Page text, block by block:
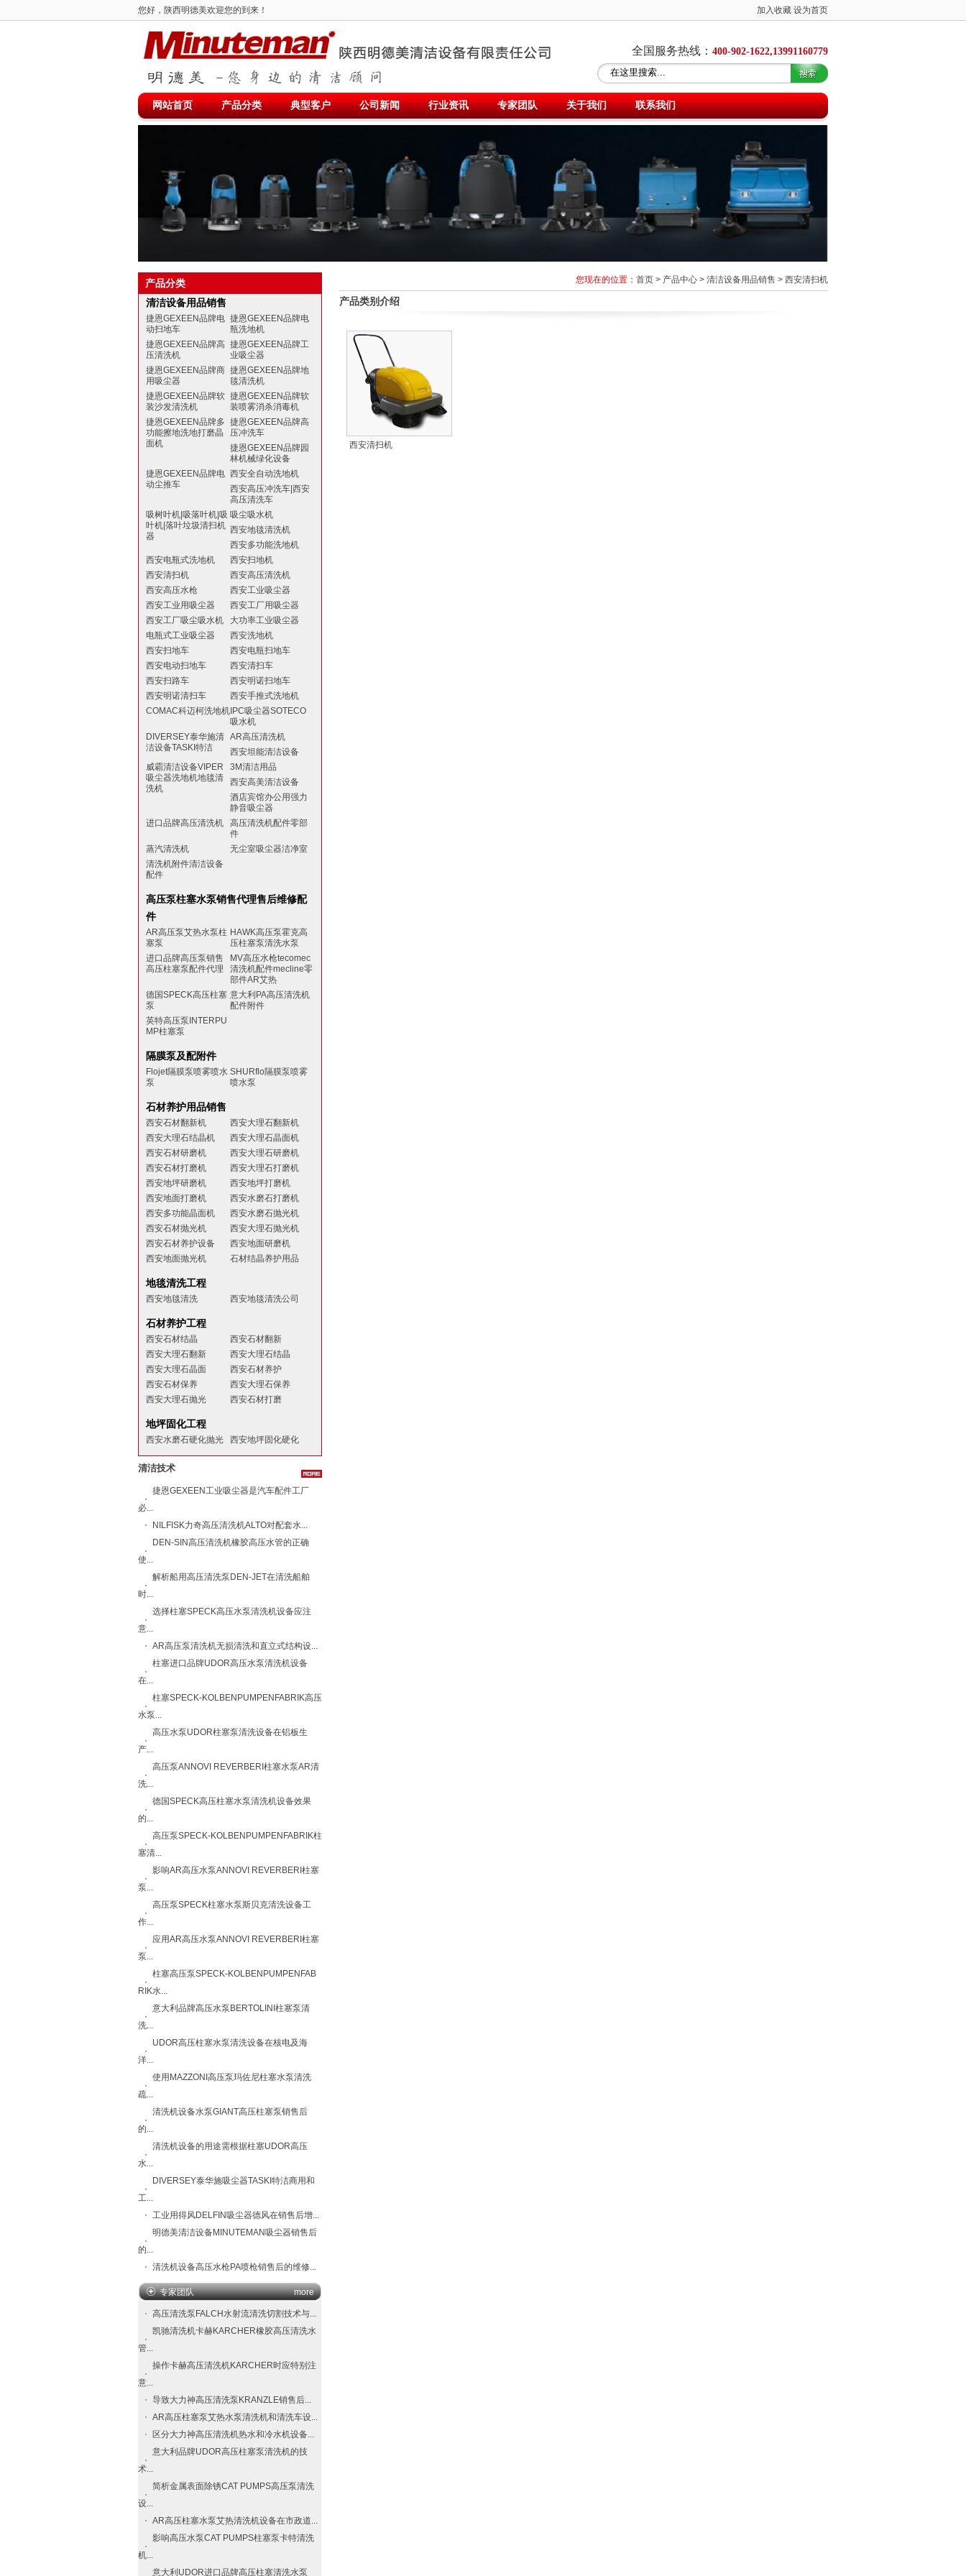
您好，陕西明德美欢迎您的到来！ 加入收藏 设为首页
全国服务热线： 400-902-1622,13991160779
网站首页 产品分类 典型客户 公司新闻 行业资讯 专家团队 关于我们 联系我们
产品分类
清洁设备用品销售
捷恩GEXEEN品牌电
动扫地车
捷恩GEXEEN品牌电
瓶洗地机
捷恩GEXEEN品牌高
压清洗机
捷恩GEXEEN品牌工
业吸尘器
捷恩GEXEEN品牌商
用吸尘器
捷恩GEXEEN品牌地
毯清洗机
捷恩GEXEEN品牌软
装沙发清洗机
捷恩GEXEEN品牌软
装喷雾消杀消毒机
捷恩GEXEEN品牌多
功能擦地洗地打磨晶
面机
捷恩GEXEEN品牌高
压冲洗车
捷恩GEXEEN品牌园
林机械绿化设备
捷恩GEXEEN品牌电
动尘推车
西安全自动洗地机
西安高压冲洗车|西安
高压清洗车
吸树叶机|吸落叶机|吸
叶机|落叶垃圾清扫机
器
吸尘吸水机
西安地毯清洗机
西安多功能洗地机
西安电瓶式洗地机
西安扫地机
西安清扫机
西安高压清洗机
西安高压水枪
西安工业吸尘器
西安工业用吸尘器
西安工厂用吸尘器
西安工厂吸尘吸水机
大功率工业吸尘器
电瓶式工业吸尘器
西安洗地机
西安扫地车
西安电瓶扫地车
西安电动扫地车
西安清扫车
西安扫路车
西安明诺扫地车
西安明诺清扫车
西安手推式洗地机
COMAC科迈柯洗地机 IPC吸尘器SOTECO
吸水机
DIVERSEY泰华施清
洁设备TASKI特洁
AR高压清洗机
西安坦能清洁设备
威霸清洁设备VIPER
吸尘器洗地机地毯清
洗机
3M清洁用品
西安高美清洁设备
酒店宾馆办公用强力
静音吸尘器
进口品牌高压清洗机
高压清洗机配件零部
件
蒸汽清洗机
无尘室吸尘器洁净室
清洗机附件清洁设备
配件
高压泵柱塞水泵销售代理售后维修配
件
AR高压泵艾热水泵柱
塞泵
HAWK高压泵霍克高
压柱塞泵清洗水泵
进口品牌高压泵销售
高压柱塞泵配件代理
MV高压水枪tecomec
清洗机配件mecline零
部件AR艾热
德国SPECK高压柱塞
泵
意大利PA高压清洗机
配件附件
英特高压泵INTERPU
MP柱塞泵
隔膜泵及配附件
Flojet隔膜泵喷雾喷水
泵
SHURflo隔膜泵喷雾
喷水泵
石材养护用品销售
西安石材翻新机
西安大理石翻新机
西安大理石结晶机
西安大理石晶面机
西安石材研磨机
西安大理石研磨机
西安石材打磨机
西安大理石打磨机
西安地坪研磨机
西安地坪打磨机
西安地面打磨机
西安水磨石打磨机
西安多功能晶面机
西安水磨石抛光机
西安石材抛光机
西安大理石抛光机
西安石材养护设备
西安地面研磨机
西安地面抛光机
石材结晶养护用品
地毯清洗工程
西安地毯清洗 西安地毯清洗公司
石材养护工程
西安石材结晶
西安石材翻新
西安大理石翻新
西安大理石结晶
西安大理石晶面
西安石材养护
西安石材保养
西安大理石保养
西安大理石抛光
西安石材打磨
地坪固化工程
西安水磨石硬化抛光 西安地坪固化硬化
清洁技术
捷恩GEXEEN工业吸尘器是汽车配件工厂
必...
NILFISK力奇​高压清洗机ALTO​对配套水...
DEN-SIN高压清洗机橡胶高压水管的正确
使...
解析船用高压清洗泵DEN-JET在清洗船舶
时...
选择柱塞SPECK高压水泵清洗机设备应注
意...
AR高压泵清洗机无损清洗和直立式结构设...
柱塞进口品牌UDOR高压水泵清洗机设备
在...
柱塞SPECK-KOLBENPUMPENFABRIK高压
水泵...
高压水泵UDOR柱塞泵清洗设备在铝板生
产...
高压泵ANNOVI REVERBERI柱塞水泵AR清
洗...
德国SPECK高压柱塞水泵清洗机设备效果
的...
高压泵SPECK-KOLBENPUMPENFABRIK柱
塞清...
影响AR高压水泵ANNOVI REVERBERI柱塞
泵...
高压泵SPECK柱塞水泵斯贝克清洗设备工
作...
应用AR高压水泵ANNOVI REVERBERI柱塞
泵...
柱塞高压泵SPECK-KOLBENPUMPENFAB
RIK水...
意大利品牌高压水泵BERTOLINI柱塞泵清
洗...
UDOR高压柱塞水泵清洗设备在核电及海
洋...
使用MAZZONI高压泵玛佐尼柱塞水泵清洗
疏...
清洗机设备水泵GIANT高压柱塞泵销售后
的...
清洗机设备的用途需根据柱塞UDOR高压
水...
DIVERSEY泰华施吸尘器TASKI特洁商用和
工...
工业用得风DELFIN吸尘器德风在销售后增...
明德美清洁设备MINUTEMAN吸尘器销售后
的...
清洗机设备高压水枪PA喷枪销售后的维修...
专家团队 more
高压清洗泵FALCH​水射流清洗切割技术与...
凯驰清洗机卡赫KARCHER橡胶高压清洗水
管...
操作卡赫高压清洗机KARCHER时应特别注
意...
导致大力神高压清洗泵​KRANZLE​销售后...
AR高压柱塞泵艾热水泵清洗机和清洗车设...
区分大力神高压清洗机热水和冷水机设备...
意大利品牌UDOR高压柱塞泵清洗机的技
术...
简析金属表面除锈CAT PUMPS高压泵清洗
设...
AR高压柱塞水泵艾热清洗机设备在市政道...
影响高压水泵CAT PUMPS柱塞泵卡特清洗
机...
意大利UDOR进口品牌高压柱塞清洗水泵
您现在的位置： 首页 > 产品中心 > 清洁设备用品销售 > 西安清扫机
产品类别介绍
西安清扫机